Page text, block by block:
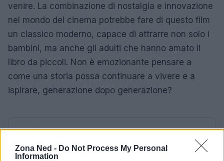
Zona Ned - Do Not Process My Personal
Information
venire. La combinazione di nostalgia e innovazione
nel mondo del cinema potrebbe fare di questo film
un classico moderno, capace di attrarre non solo i
bambini, ma anche gli adulti che hanno amato il
libro da piccoli. Non è emozionante pensare a
come una storia possa continuare a vivere e a
ispirare, generazione dopo generazione?
AUTORE
Staff